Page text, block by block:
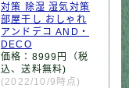
対策 除湿 湿気対策
部屋干し おしゃれ
アンドデコ AND・
DECO
価格：8999円（税
込、送料無料)
(2022/10/9時点)